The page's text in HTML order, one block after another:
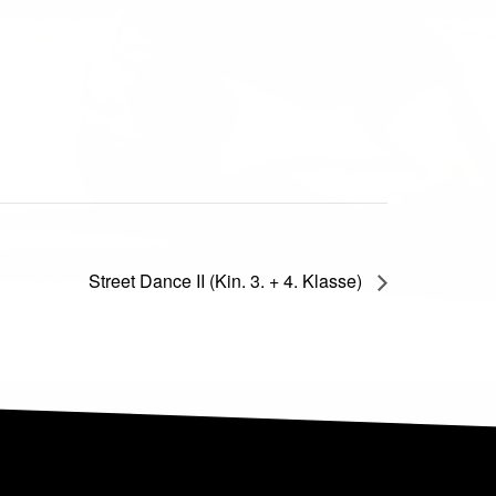
Street Dance II (Kin. 3. + 4. Klasse)